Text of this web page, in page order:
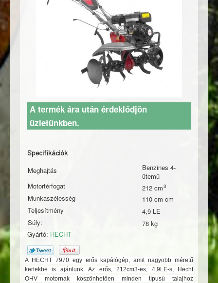
A termék ára után érdeklődjön
üzletünkben.
Specifikációk
Meghajtás
Benzines 4-
ütemű
Motortérfogat
212
Munkaszélesség
110 cm
Teljesítmény
4,9 LE
Súly:
78 kg
Gyártó: HECHT
A HECHT 7970 egy erős kapálógép, amit nagyobb méretű
kertekbe is ajánlunk. Az erős, 212cm3-es, 4,9LE-s, Hecht
OHV motornak köszönhetően minden típusú talajhoz